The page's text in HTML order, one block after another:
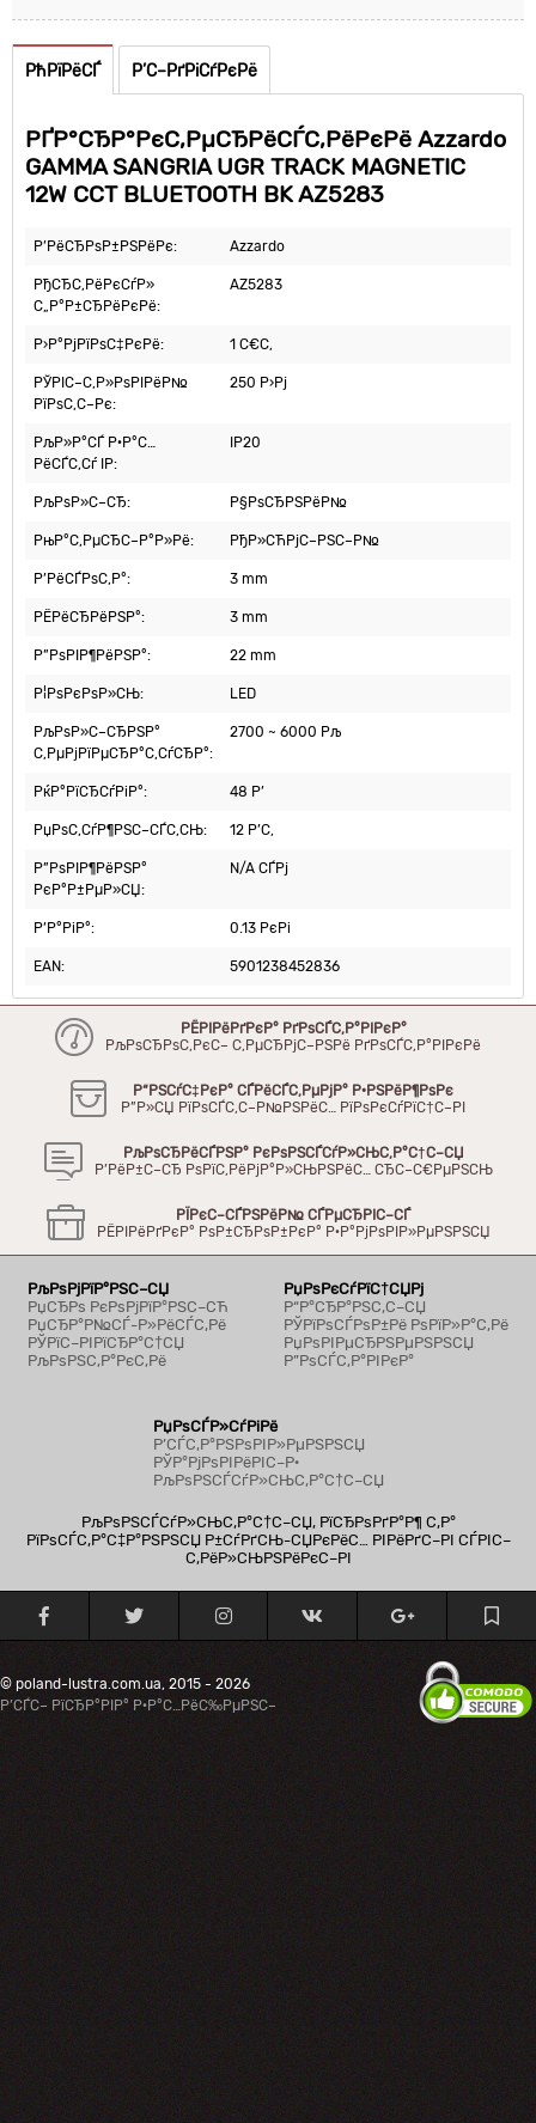
РћРїРёСЃ Р’С–РґРіСѓРєРё
РҐР°СЂР°РєС‚РµСЂРёСЃС‚РёРєРё Azzardo
GAMMA SANGRIA UGR TRACK MAGNETIC
12W CCT BLUETOOTH BK AZ5283
Р’РёСЂРѕР±РЅРёРє: Azzardo
РђСЂС‚РёРєСѓР»
С„Р°Р±СЂРёРєРё:
AZ5283
Р›Р°РјРїРѕС‡РєРё: 1 С€С‚
РЎРІС–С‚Р»РѕРІРёР№
РїРѕС‚С–Рє:
250 Р›Рј
РљР»Р°СЃ Р·Р°С…
РёСЃС‚Сѓ IP:
IP20
РљРѕР»С–СЂ: Р§РѕСЂРЅРёР№
РњР°С‚РµСЂС–Р°Р»Рё: РђР»СЋРјС–РЅС–Р№
Р’РёСЃРѕС‚Р°: 3 mm
РЁРёСЂРёРЅР°: 3 mm
Р”РѕРІР¶РёРЅР°: 22 mm
Р¦РѕРєРѕР»СЊ: LED
РљРѕР»С–СЂРЅР°
С‚РµРјРїРµСЂР°С‚СѓСЂР°:
2700 ~ 6000 Рљ
РќР°РїСЂСѓРіР°: 48 Р’
РџРѕС‚СѓР¶РЅС–СЃС‚СЊ: 12 Р’С‚
Р”РѕРІР¶РёРЅР°
РєР°Р±РµР»СЏ:
N/A СЃРј
Р’Р°РіР°: 0.13 РєРі
EAN: 5901238452836
РЁРІРёРґРєР° РґРѕСЃС‚Р°РІРєР°
РљРѕСЂРѕС‚РєС– С‚РµСЂРјС–РЅРё РґРѕСЃС‚Р°РІРєРё
Р“РЅСѓС‡РєР° СЃРёСЃС‚РµРјР° Р·РЅРёР¶РѕРє
Р”Р»СЏ РїРѕСЃС‚С–Р№РЅРёС… РїРѕРєСѓРїС†С–РІ
РљРѕСЂРёСЃРЅР° РєРѕРЅСЃСѓР»СЊС‚Р°С†С–СЏ
Р’РёР±С–СЂ РѕРїС‚РёРјР°Р»СЊРЅРёС… СЂС–С€РµРЅСЊ
РЇРєС–СЃРЅРёР№ СЃРµСЂРІС–СЃ
РЁРІРёРґРєР° РѕР±СЂРѕР±РєР° Р·Р°РјРѕРІР»РµРЅРЅСЏ
РљРѕРјРїР°РЅС–СЏ
РџСЂРѕ РєРѕРјРїР°РЅС–СЋ
РџСЂР°Р№СЃ-Р»РёСЃС‚Рё
РЎРїС–РІРїСЂР°С†СЏ
РљРѕРЅС‚Р°РєС‚Рё
РџРѕРєСѓРїС†СЏРј
Р“Р°СЂР°РЅС‚С–СЏ
РЎРїРѕСЃРѕР±Рё РѕРїР»Р°С‚Рё
РџРѕРІРµСЂРЅРµРЅРЅСЏ
Р”РѕСЃС‚Р°РІРєР°
РџРѕСЃР»СѓРіРё
Р’СЃС‚Р°РЅРѕРІР»РµРЅРЅСЏ
РЎР°РјРѕРІРёРІС–Р·
РљРѕРЅСЃСѓР»СЊС‚Р°С†С–СЏ
РљРѕРЅСЃСѓР»СЊС‚Р°С†С–СЏ, РїСЂРѕРґР°Р¶ С‚Р°
РїРѕСЃС‚Р°С‡Р°РЅРЅСЏ Р±СѓРґСЊ-СЏРєРёС… РІРёРґС–РІ СЃРІС–
С‚РёР»СЊРЅРёРєС–РІ
© poland-lustra.com.ua, 2015 - 2026
Р’СЃС– РїСЂР°РІР° Р·Р°С…РёС‰РµРЅС–